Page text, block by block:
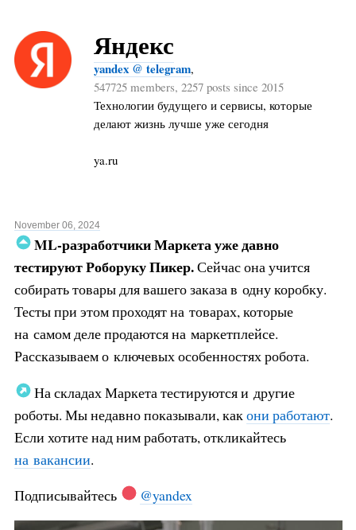
Яндекс
yandex @ telegram,
547725 members, 2257 posts since 2015
Технологии будущего и сервисы, которые
делают жизнь лучше уже сегодня
ya.ru
November 06, 2024
ML-разработчики Маркета уже давно
тестируют Роборуку Пикер.Сейчас она учится
собирать товары для вашего заказа в одну коробку.
Тесты при этом проходят на товарах, которые
на самом деле продаются на маркетплейсе.
Рассказываем о ключевых особенностях робота.
На складах Маркета тестируются и другие
роботы. Мы недавно показывали, какони работают.
Если хотите над ним работать, откликайтесь
на вакансии.
Подписывайтесь
@yandex